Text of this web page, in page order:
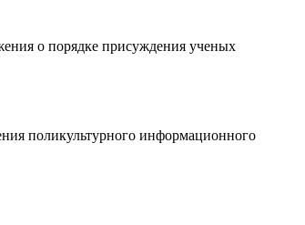
о порядке присуждения ученых
поликультурного информационного